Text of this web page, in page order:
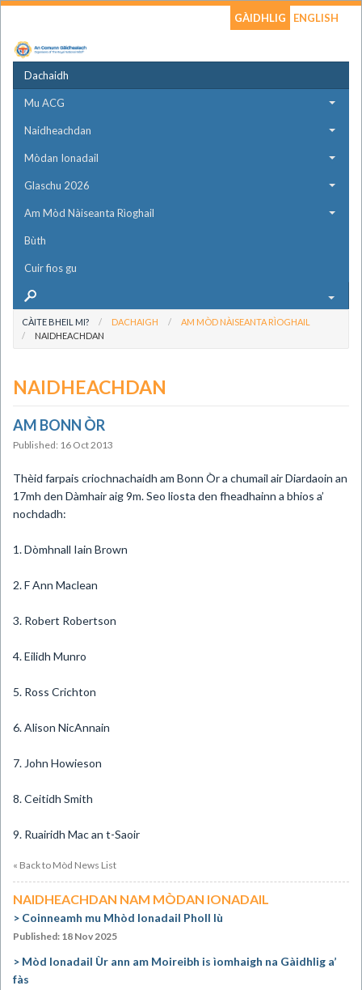
GÀIDHLIG ENGLISH
Dachaidh
Mu ACG
Naidheachdan
Mòdan Ionadail
Glaschu 2026
Am Mòd Nàiseanta Rìoghail
Bùth
Cuir fios gu
CÀITE BHEIL MI? DACHAIGH
AM MÒD NÀISEANTA RÌOGHAIL
NAIDHEACHDAN
NAIDHEACHDAN
AM BONN ÒR
Published: 16 Oct 2013
Thèid farpais criochnachaidh am Bonn Òr a chumail air Diardaoin an
17mh den Dàmhair aig 9m. Seo liosta den fheadhainn a bhios a’
nochdadh:
1. Dòmhnall Iain Brown
2. F Ann Maclean
3. Robert Robertson
4. Eilidh Munro
5. Ross Crichton
6. Alison NicAnnain
7. John Howieson
8. Ceitidh Smith
9. Ruairidh Mac an t-Saoir
« Back to Mòd News List
NAIDHEACHDAN NAM MÒDAN IONADAIL
Coinneamh mu Mhòd Ionadail Pholl Iù
Published: 18 Nov 2025
Mòd Ionadail Ùr ann am Moireibh is ìomhaigh na Gàidhlig a’
fàs